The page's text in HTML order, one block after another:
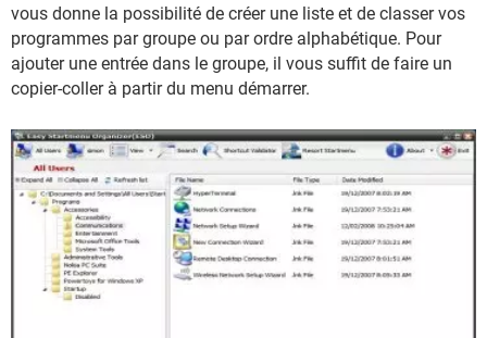
vous donne la possibilité de créer une liste et de classer vos
programmes par groupe ou par ordre alphabétique. Pour
ajouter une entrée dans le groupe, il vous suffit de faire un
copier-coller à partir du menu démarrer.